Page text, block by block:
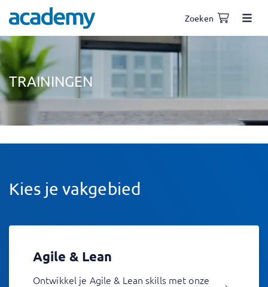
Zoeken
TRAININGEN
Kies je vakgebied
Agile & Lean
Ontwikkel je Agile & Lean skills met onze